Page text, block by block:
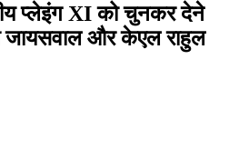
प्लेइंग XI को चुनकर देने
जायसवाल और केएल राहुल